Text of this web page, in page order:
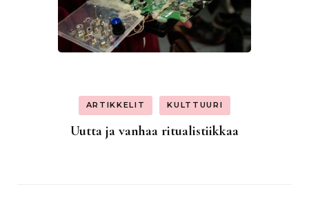
ARTIKKELIT KULTTUURI
Uutta ja vanhaa ritualistiikkaa